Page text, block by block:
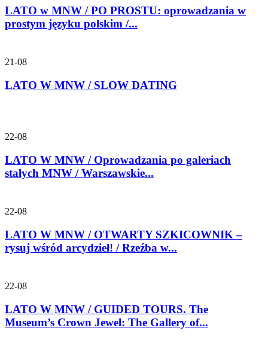
LATO w MNW / PO PROSTU: oprowadzania w
prostym języku polskim /...
21-08
LATO W MNW / SLOW DATING
22-08
LATO W MNW / Oprowadzania po galeriach
stałych MNW / Warszawskie...
22-08
LATO W MNW / OTWARTY SZKICOWNIK –
rysuj wśród arcydzieł! / Rzeźba w...
22-08
LATO W MNW / GUIDED TOURS. The
Museum’s Crown Jewel: The Gallery of...